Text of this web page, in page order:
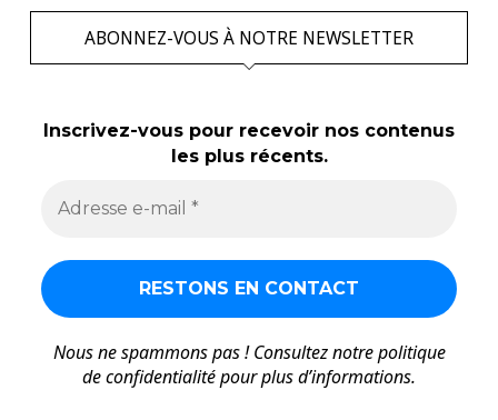
ABONNEZ-VOUS À NOTRE NEWSLETTER
Inscrivez-vous pour recevoir nos contenus
les plus récents.
Nous ne spammons pas ! Consultez notrepolitique
de confidentialitépour plus d’informations.